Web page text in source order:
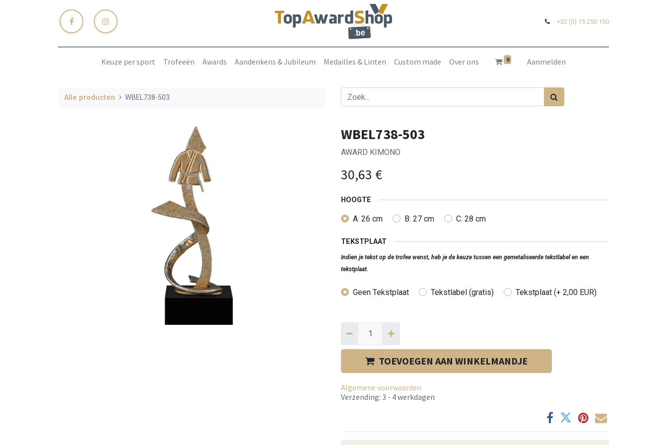
+32 (0) 15 250 150
Keuze per sport Trofeeën Awards Aandenkens & Jubileum Medailles & Linten Custom made Over ons 0 Aanmelden
Alle producten WBEL738-503
WBEL738-503
AWARD KIMONO
30,63 €
HOOGTE
A: 26 cm B: 27 cm C: 28 cm
TEKSTPLAAT
Indien je tekst op de trofee wenst, heb je de keuze tussen een gemetaliseerde tekstlabel en een
tekstplaat.
Geen Tekstplaat Tekstlabel (gratis) Tekstplaat (+ 2,00 EUR)
TOEVOEGEN AAN WINKELMANDJE
Algemene voorwaarden
Verzending: 3 - 4 werkdagen